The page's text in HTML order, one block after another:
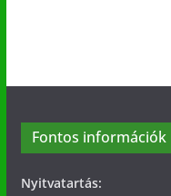
Fontos információk
Nyitvatartás: